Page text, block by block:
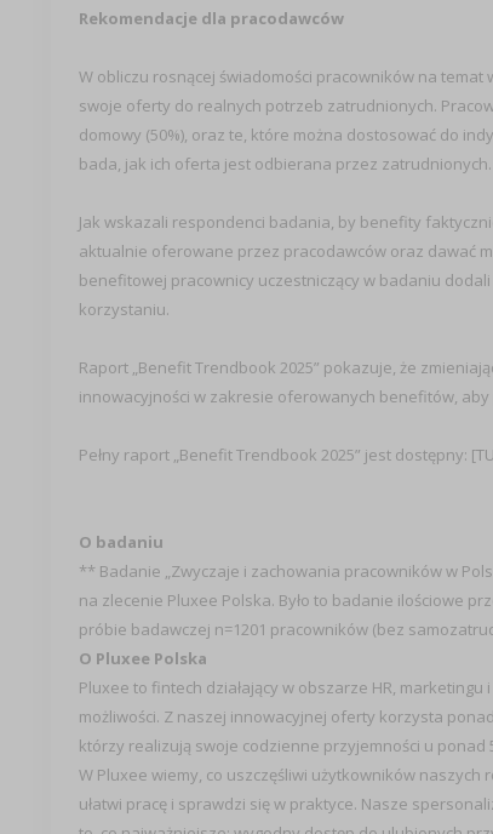
Rekomendacje dla pracodawców
W obliczu rosnącej świadomości pracowników na
swoje oferty do realnych potrzeb zatrudnionych.
domowy (50%), oraz te, które można dostosować do
bada, jak ich oferta jest odbierana przez zatrudnionych.
Jak wskazali respondenci badania, by benefity
aktualnie oferowane przez pracodawców oraz dawać
benefitowej pracownicy uczestniczący w badaniu
korzystaniu.
Raport „Benefit Trendbook 2025” pokazuje, że
innowacyjności w zakresie oferowanych benefitów,
Pełny raport „Benefit Trendbook 2025” jest dostępny: [
O badaniu
** Badanie „Zwyczaje i zachowania pracowników w
na zlecenie Pluxee Polska. Było to badanie ilościowe
próbie badawczej n=1201 pracowników (bez
O Pluxee Polska
Pluxee to fintech działający w obszarze HR,
możliwości. Z naszej innowacyjnej oferty korzysta
którzy realizują swoje codzienne przyjemności u ponad
W Pluxee wiemy, co uszczęśliwi użytkowników
ułatwi pracę i sprawdzi się w praktyce. Nasze